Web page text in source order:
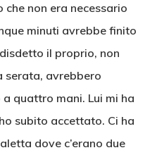
non era necessario
minuti avrebbe finito
il proprio, non
serata, avrebbero
quattro mani. Lui mi ha
subito accettato. Ci ha
dove c’erano due